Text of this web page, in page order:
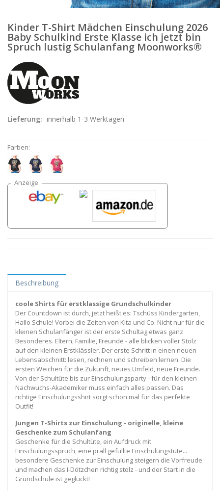
Kinder T-Shirt Mädchen Einschulung 2026
Baby Schulkind Erste Klasse ich jetzt bin
Spruch lustig Schulanfang Moonworks®
Lieferung: innerhalb 1-3 Werktagen
Farben:
Beschreibung
coole Shirts für erstklassige Grundschulkinder
Der Countdown ist durch, jetzt heißt es: Tschüss Kindergarten,
Hallo Schule! Vorbei die Zeiten von Kita und Co. Nicht nur für die
kleinen Schulanfänger ist der erste Schultag etwas ganz
Besonderes. Eltern, Familie, Freunde - alle blicken voller Stolz
auf den kleinen Erstklässler. Der erste Schritt in einen neuen
Lebensabschnitt: lesen, rechnen und schreiben lernen. Die
ersten Weichen für die Zukunft, neues Umfeld, neue Freunde.
Von der Schultüte bis zur Einschulungsparty - für den kleinen
Nachwuchs-Akademiker muss einfach alles passen. Das
richtige Einschulungsshirt sorgt schon mal für das perfekte
Outfit!
Jungen T-Shirts zur Einschulung - originelle, kleine
Geschenke zum Schulanfang
Geschenke für die Schultüte, ein Aufdruck mit
Einschulungsspruch, eine prall gefüllte Einschulungstüte...
besondere Geschenke zur Einschulung steigern die Vorfreude
und machen das I-Dötzchen richtig stolz - und der Start in die
Grundschule ist geglückt!